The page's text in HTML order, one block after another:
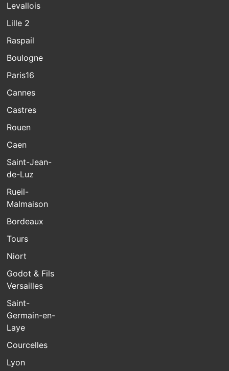
Levallois
Lille 2
Raspail
Boulogne
Paris16
Cannes
Castres
Rouen
Caen
Saint-Jean-
de-Luz
Rueil-
Malmaison
Bordeaux
Tours
Niort
Godot & Fils
Versailles
Saint-
Germain-en-
Laye
Courcelles
Lyon